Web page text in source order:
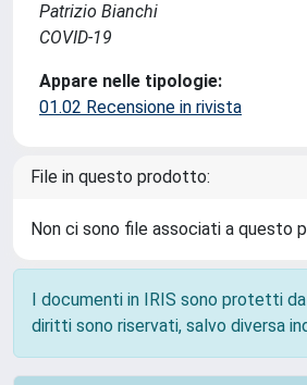
Patrizio Bianchi
COVID-19
Appare nelle tipologie:
01.02 Recensione in rivista
File in questo prodotto:
Non ci sono file associati a questo
I documenti in IRIS sono protetti
diritti sono riservati, salvo diversa